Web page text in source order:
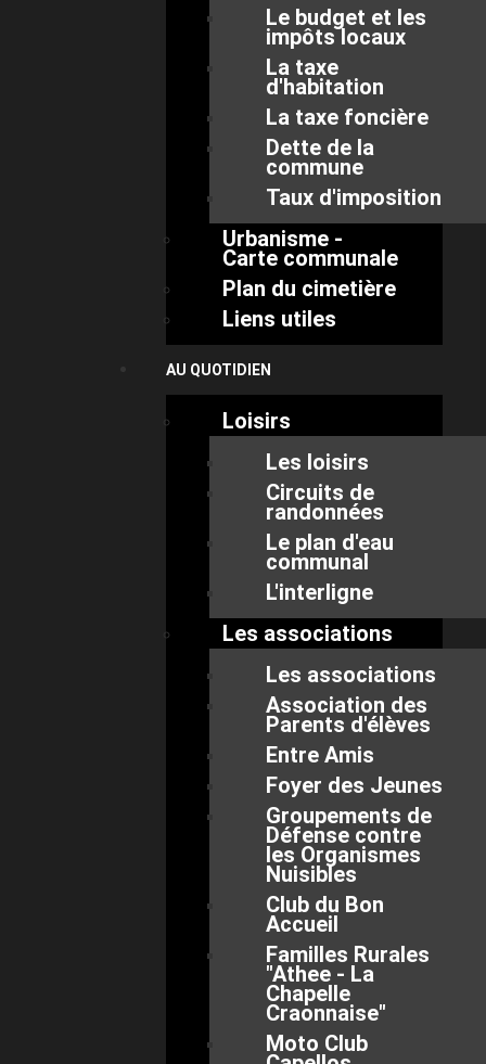
Le budget et les
impôts locaux
La taxe
d'habitation
La taxe foncière
Dette de la
commune
Taux d'imposition
Urbanisme -
Carte communale
Plan du cimetière
Liens utiles
AU QUOTIDIEN
Loisirs
Les loisirs
Circuits de
randonnées
Le plan d'eau
communal
L'interligne
Les associations
Les associations
Association des
Parents d'élèves
Entre Amis
Foyer des Jeunes
Groupements de
Défense contre
les Organismes
Nuisibles
Club du Bon
Accueil
Familles Rurales
"Athee - La
Chapelle
Craonnaise"
Moto Club